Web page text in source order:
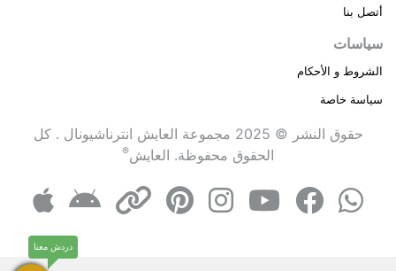
أتصل بنا
سياسات
الشروط و الأحكام
سياسة خاصة
حقوق النشر © 2025 مجموعة العايش انترناشيونال . كل
الحقوق محفوظة. العايش®
دردش معنا